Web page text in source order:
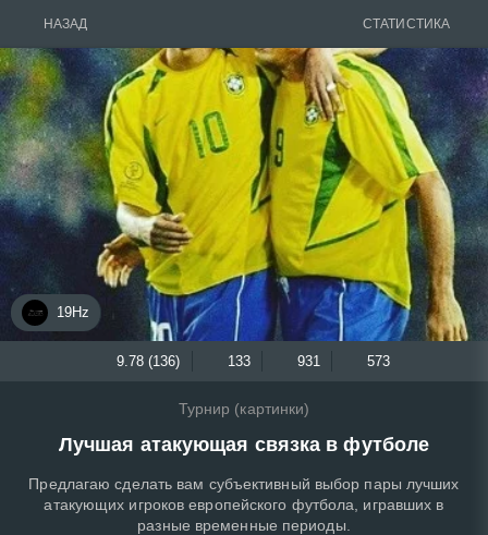
НАЗАД СТАТИСТИКА
19Hz
9.78 (136) 133 931 573
Турнир (картинки)
Лучшая атакующая связка в футболе
Предлагаю сделать вам субъективный выбор пары лучших
атакующих игроков европейского футбола, игравших в
разные временные периоды.